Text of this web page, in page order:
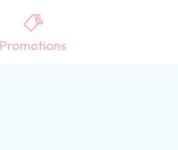
Promotions